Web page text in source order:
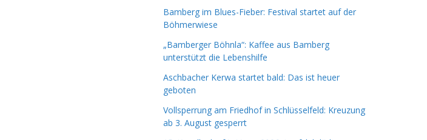
Bamberg im Blues-Fieber: Festival startet auf der
Böhmerwiese
„Bamberger Böhnla“: Kaffee aus Bamberg
unterstützt die Lebenshilfe
Aschbacher Kerwa startet bald: Das ist heuer
geboten
Vollsperrung am Friedhof in Schlüsselfeld: Kreuzung
ab 3. August gesperrt